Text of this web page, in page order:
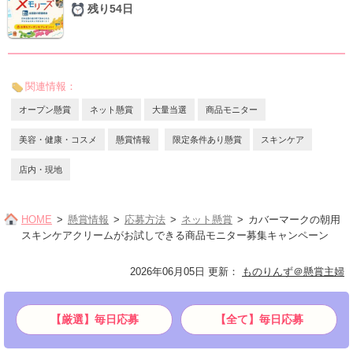
残り54日
関連情報：
オープン懸賞 ネット懸賞 大量当選 商品モニター
美容・健康・コスメ 懸賞情報 限定条件あり懸賞 スキンケア
店内・現地
HOME 懸賞情報 応募方法 ネット懸賞
カバーマークの朝用
スキンケアクリームがお試しできる商品モニター募集キャンペーン
2026年06月05日 更新 ： ものりんず＠懸賞主婦
【厳選】毎日応募 【全て】毎日応募